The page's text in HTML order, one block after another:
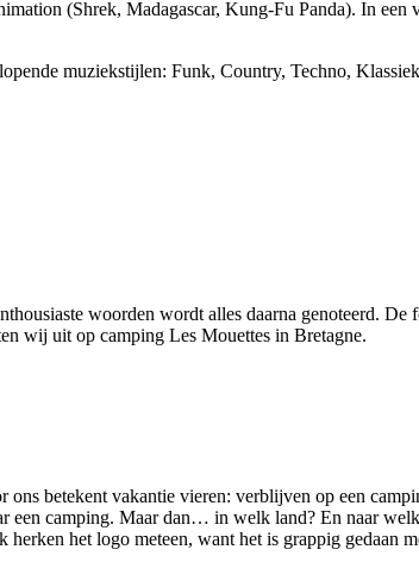
(Shrek, Madagascar, Kung-Fu Panda). In
muziekstijlen: Funk, Country, Techno,
woorden wordt alles daarna genoteerd. De
wij uit op camping Les Mouettes in Bretagne.
betekent vakantie vieren: verblijven op een
een camping. Maar dan… in welk land? En naar
het logo meteen, want het is grappig gedaan